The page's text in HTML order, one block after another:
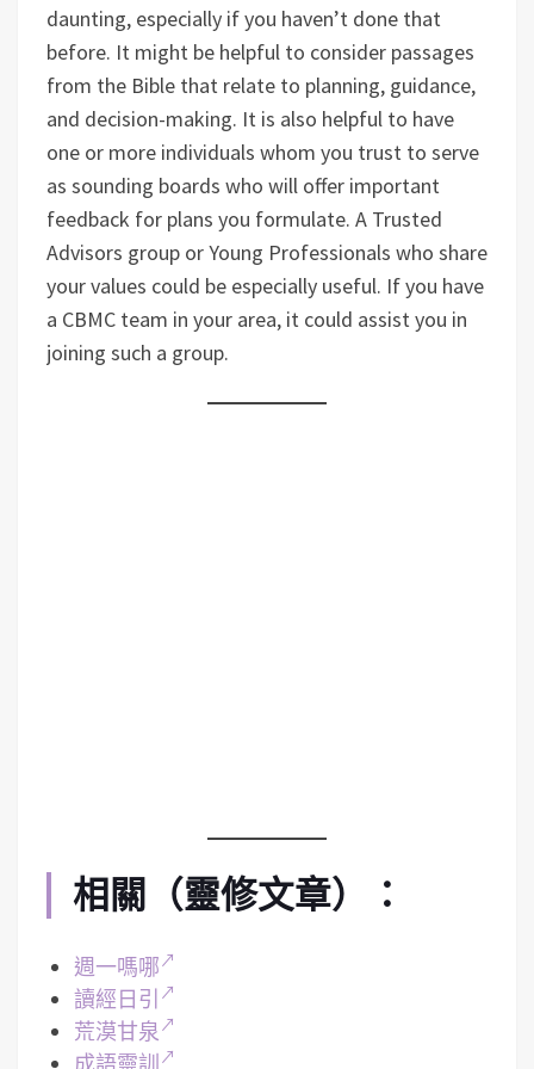
daunting, especially if you haven’t done that
before. It might be helpful to consider passages
from the Bible that relate to planning, guidance,
and decision-making. It is also helpful to have
one or more individuals whom you trust to serve
as sounding boards who will offer important
feedback for plans you formulate. A Trusted
Advisors group or Young Professionals who share
your values could be especially useful. If you have
a CBMC team in your area, it could assist you in
joining such a group.
相關（靈修文章）：
週一嗎哪
讀經日引
荒漠甘泉
成語靈訓